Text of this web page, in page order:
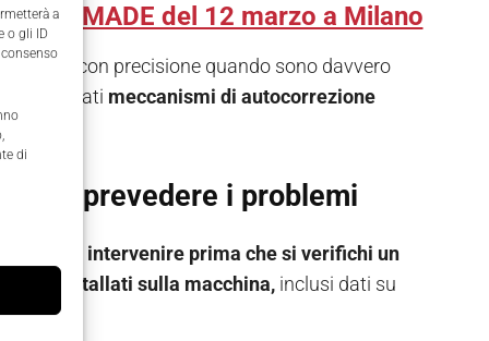
a
o gli ID
di
MADE del 12 marzo a Milano
con precisione quando sono davvero
attivati meccanismi di autocorrezione
prevedere i problemi
intervenire prima che si verifichi un
installati sulla macchina, inclusi dati su